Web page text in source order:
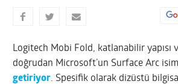
Logitech Mobi Fold, katlanabilir yapısı
doğrudan Microsoft’un Surface Arc
getiriyor. Spesifik olarak dizüstü